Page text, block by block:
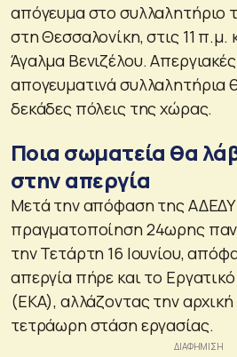
απόγευμα στο συλλαλητήριο
στη Θεσσαλονίκη, στις 11 π.μ.
Άγαλμα Βενιζέλου.
απογευματινά συλλαλητήρια
δεκάδες πόλεις της χώρας.
Ποια σωματεία θα
στην απεργία
Μετά την απόφαση της ΑΔΕΔΥ
πραγματοποίηση 24ωρης
την Τετάρτη 16 Ιουνίου,
απεργία πήρε και το
(ΕΚΑ), αλλάζοντας την
τετράωρη στάση εργασίας.